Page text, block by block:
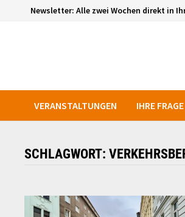
Newsletter: Alle zwei Wochen direkt in
VERANSTALTUNGEN IHRE FRAGE
SCHLAGWORT: